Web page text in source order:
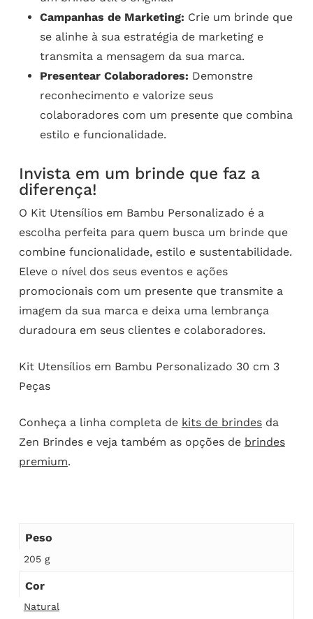
Campanhas de Marketing: Crie um brinde que
se alinhe à sua estratégia de marketing e
transmita a mensagem da sua marca.
Presentear Colaboradores: Demonstre
reconhecimento e valorize seus
colaboradores com um presente que combina
estilo e funcionalidade.
Invista em um brinde que faz a
diferença!
O Kit Utensílios em Bambu Personalizado é a
escolha perfeita para quem busca um brinde que
combine funcionalidade, estilo e sustentabilidade.
Eleve o nível dos seus eventos e ações
promocionais com um presente que transmite a
imagem da sua marca e deixa uma lembrança
duradoura em seus clientes e colaboradores.
Kit Utensílios em Bambu Personalizado 30 cm 3
Peças
Conheça a linha completa de kits de brindesda
Zen Brindes e veja também as opções de brindes
premium.
Peso
205 g
Cor
Natural